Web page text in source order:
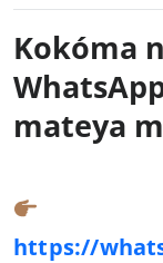
Kokóma
mateya
https://